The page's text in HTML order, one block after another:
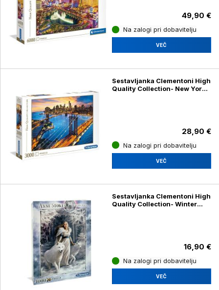
49,90 €
Na zalogi pri dobavitelju
VEČ
Sestavljanka Clementoni High
Quality Collection- New York
28,90 €
Na zalogi pri dobavitelju
VEČ
Sestavljanka Clementoni High
Quality Collection- Winter
16,90 €
Na zalogi pri dobavitelju
VEČ